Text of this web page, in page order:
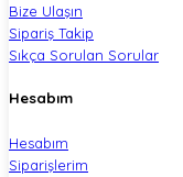
Bize Ulaşın
Sipariş Takip
Sıkça Sorulan Sorular
Hesabım
Hesabım
Siparişlerim